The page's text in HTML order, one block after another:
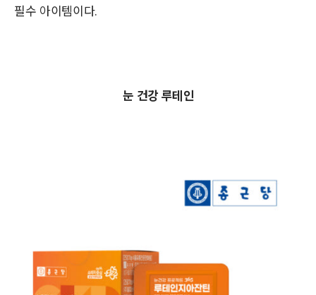
필수 아이템이다.
눈 건강 루테인